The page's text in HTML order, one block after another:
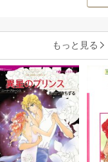
もっと見る